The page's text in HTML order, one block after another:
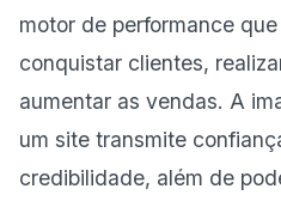
motor de performance
conquistar clientes,
aumentar as vendas. A
um site transmite
credibilidade, além de